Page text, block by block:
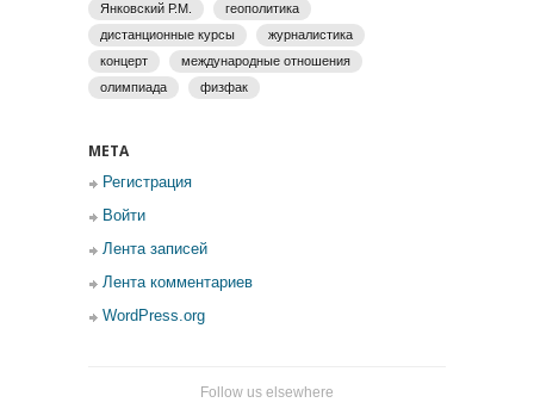
Янковский Р.М.
геополитика
дистанционные курсы
журналистика
концерт
международные отношения
олимпиада
физфак
МЕТА
Регистрация
Войти
Лента записей
Лента комментариев
WordPress.org
Follow us elsewhere